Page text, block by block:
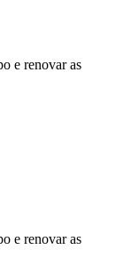
e renovar as
e renovar as